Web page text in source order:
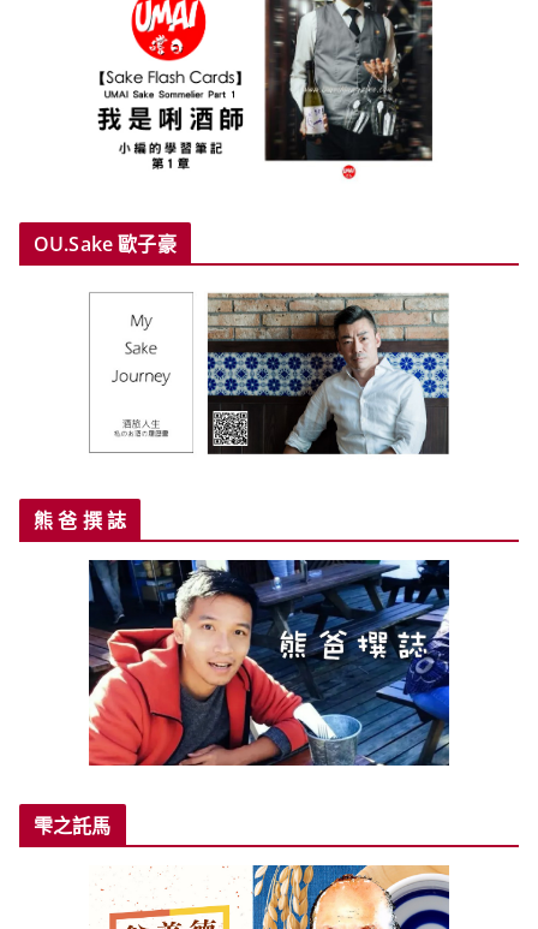
OU.Sake 歐子豪
熊 爸 撰 誌
雫之託馬